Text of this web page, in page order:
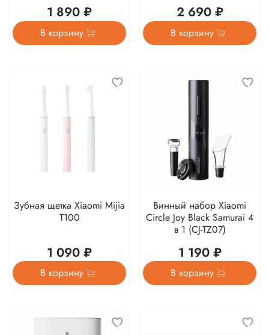
1 890 ₽
В корзину
2 690 ₽
В корзину
Зубная щетка Xiaomi Mijia
T100
1 090 ₽
В корзину
Винный набор Xiaomi
Circle Joy Black Samurai 4
в 1 (CJ-TZ07)
1 190 ₽
В корзину